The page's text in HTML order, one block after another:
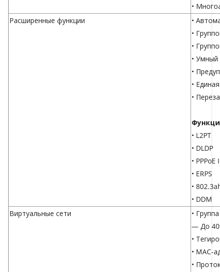
•
Расширенные функции
•
•
•
• Умный
•
•
•
• L2PT
• DLDP
•
• ERPS
•
• DDM
Виртуальные сети
•
— До
•
• MAC-
•